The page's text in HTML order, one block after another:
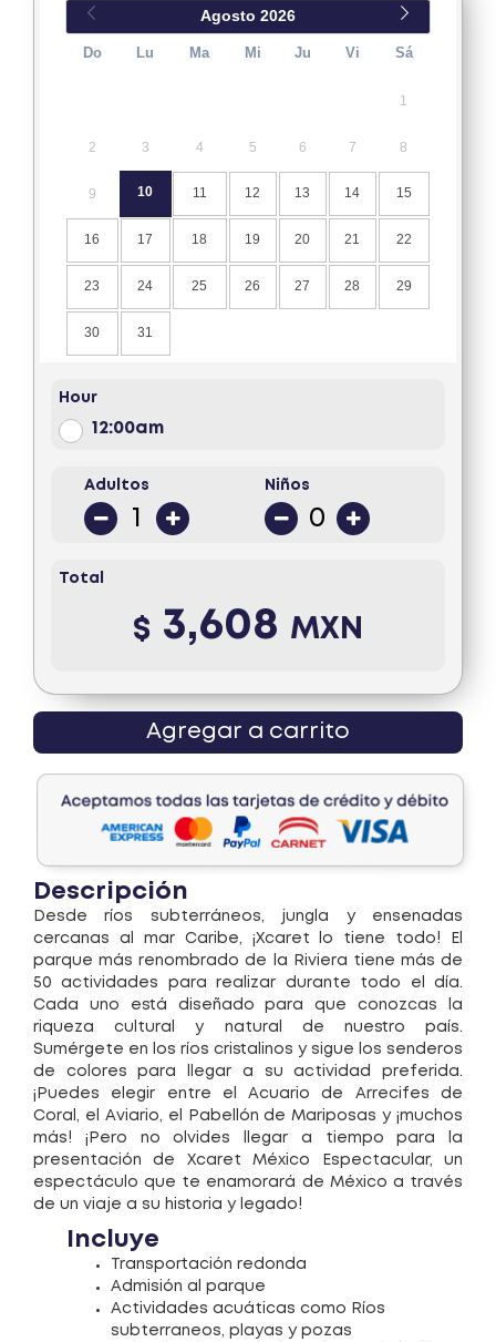
Agosto 2026
Do Lu Ma Mi Ju Vi Sá
1
2 3 4 5 6 7 8
9 10 11 12 13 14 15
16 17 18 19 20 21 22
23 24 25 26 27 28 29
30 31
Hour
12:00am
Adultos Niños
Total
$ 3,608 MXN
Agregar a carrito
Descripción
Desde ríos subterráneos, jungla y ensenadas
cercanas al mar Caribe, ¡Xcaret lo tiene todo! El
parque más renombrado de la Riviera tiene más de
50 actividades para realizar durante todo el día.
Cada uno está diseñado para que conozcas la
riqueza cultural y natural de nuestro país.
Sumérgete en los ríos cristalinos y sigue los senderos
de colores para llegar a su actividad preferida.
¡Puedes elegir entre el Acuario de Arrecifes de
Coral, el Aviario, el Pabellón de Mariposas y ¡muchos
más! ¡Pero no olvides llegar a tiempo para la
presentación de Xcaret México Espectacular, un
espectáculo que te enamorará de México a través
de un viaje a su historia y legado!
Incluye
Transportación redonda
Admisión al parque
Actividades acuáticas como Ríos
subterraneos, playas y pozas